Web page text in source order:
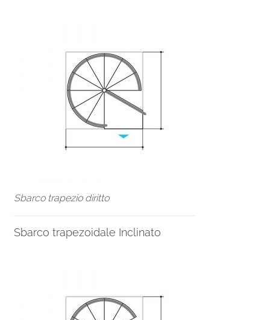
Sbarco trapezio diritto
Sbarco trapezoidale Inclinato